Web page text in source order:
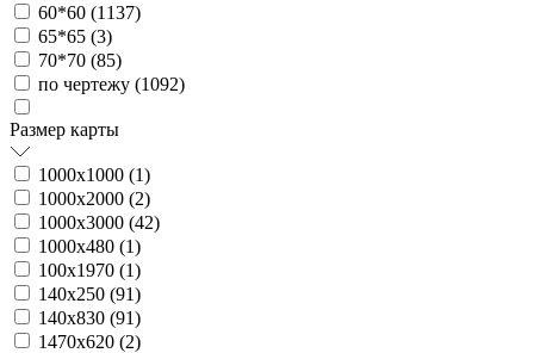
60*60 (1137)
65*65 (3)
70*70 (85)
по чертежу (1092)
Размер карты
1000х1000 (1)
1000х2000 (2)
1000х3000 (42)
1000х480 (1)
100х1970 (1)
140х250 (91)
140х830 (91)
1470х620 (2)